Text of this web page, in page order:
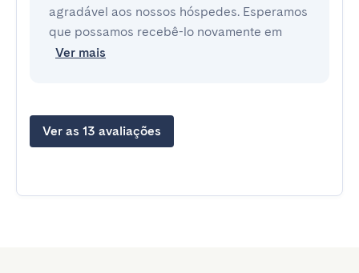
agradável aos nossos hóspedes. Esperamos
que possamos recebê-lo novamente em
Ver mais
Ver as 13 avaliações